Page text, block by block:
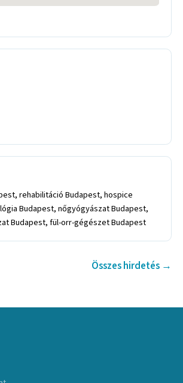
rehabilitáció Budapest, hospice
Budapest, nőgyógyászat Budapest,
Budapest, fül-orr-gégészet Budapest
Összes hirdetés →